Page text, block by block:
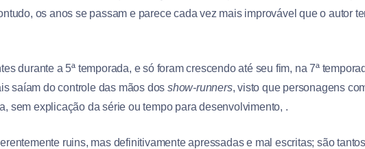
os anos se passam e parece cada vez mais improvável que o autor
durante a 5ª temporada, e só foram crescendo até seu fim, na 7ª
saíam do controle das mãos dos show-runners, visto que personagens
sem explicação da série ou tempo para desenvolvimento, .
ruins, mas definitivamente apressadas e mal escritas; são